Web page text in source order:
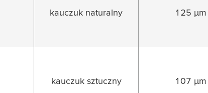
kauczuk naturalny 125 µm
kauczuk sztuczny 107 µm